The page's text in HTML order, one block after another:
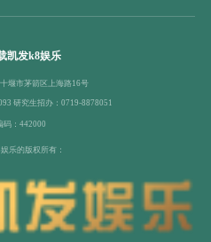
凯发k8娱乐
堰市茅箭区上海路16号
研究生招办：0719-8878051
码：442000
乐的版权所有：